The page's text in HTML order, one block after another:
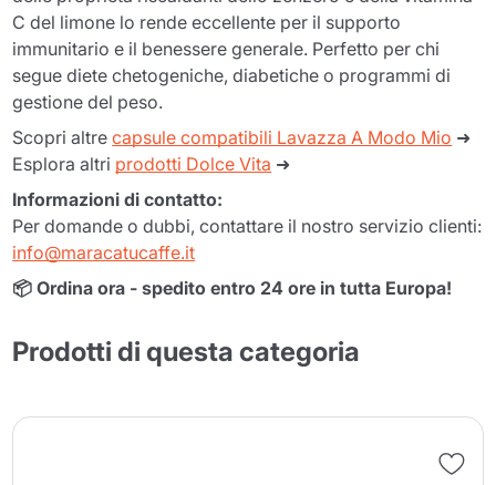
C del limone lo rende eccellente per il supporto
immunitario e il benessere generale. Perfetto per chi
segue diete chetogeniche, diabetiche o programmi di
gestione del peso.
Scopri altrecapsule compatibili Lavazza A Modo Mio ➜
Esplora altri prodotti Dolce Vita ➜
Informazioni di contatto:
Per domande o dubbi, contattare il nostro servizio clienti:
info@maracatucaffe.it
📦 Ordina ora - spedito entro 24 ore in tutta Europa!
Prodotti di questa categoria